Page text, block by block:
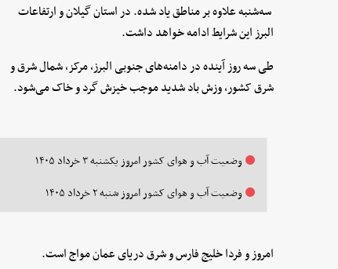
سه‌شنبه علاوه بر مناطق یاد شده. در استان گیلان و ارتفاعات
البرز این شرایط ادامه خواهد داشت.
طی سه روز آینده در دامنه‌های جنوبی البرز، مرکز، شمال شرق و
شرق کشور، وزش باد شدید موجب خیزش گرد و خاک می‌شود.
وضعیت آب و هوای کشور امروز یکشنبه ۳ خرداد ۱۴۰۵
وضعیت آب و هوای کشور امروز شنبه ۲ خرداد ۱۴۰۵
امروز و فردا خلیج فارس و شرق دریای عمان مواج است.